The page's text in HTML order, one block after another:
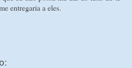
entregaria a eles.